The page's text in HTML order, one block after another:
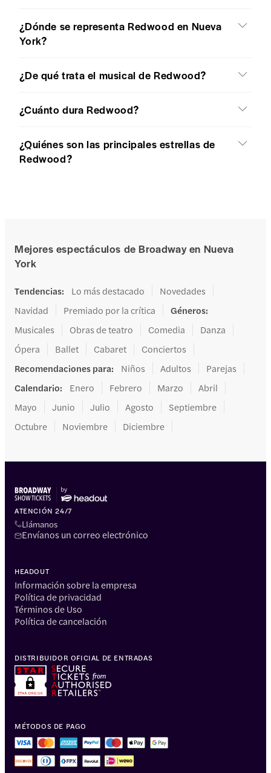
¿Dónde se representa Redwood en Nueva
York?
¿De qué trata el musical de Redwood?
¿Cuánto dura Redwood?
¿Quiénes son las principales estrellas de
Redwood?
Mejores espectáculos de Broadway en Nueva
York
Tendencias: Lo más destacado
Novedades
Navidad
Premiado por la crítica Géneros:
Musicales
Obras de teatro Comedia
Danza
Ópera
Ballet Cabaret
Conciertos
Recomendaciones para: Niños Adultos
Parejas
Calendario: Enero Febrero Marzo
Abril
Mayo
Junio Julio Agosto
Septiembre
Octubre
Noviembre Diciembre
ATENCIÓN 24/7
Llámanos
Envíanos un correo electrónico
HEADOUT
Información sobre la empresa
Política de privacidad
Términos de Uso
Política de cancelación
MÉTODOS DE PAGO
DISTRIBUIDOR OFICIAL DE ENTRADAS